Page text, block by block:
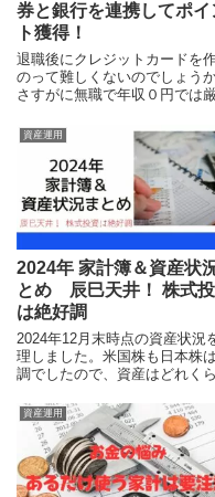
券と銀行を連携してポイ
ト獲得！
退職後にクレジットカードを
のって難しくないのでしょうか
さすがに無職で年収０円では
のカードを作ることにしまし
選んだのは楽天カード。同時
天銀行と楽天証券に口座を開
てポイ活もやっていきます。
資産運用
2024年 家計簿＆資産状
とめ 辰巳天井！ 株式
は絶好調
2024年12月末時点の資産状況
理しました。米国株も日本株
調でしたので、資産はどれくら
に向けた投資戦略はどう考え
か？
資産運用